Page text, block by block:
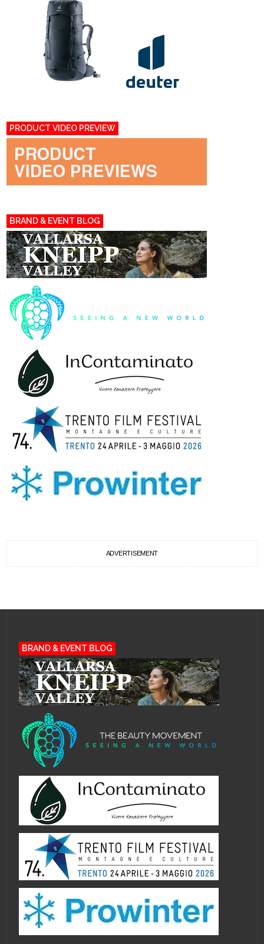
PRODUCT VIDEO PREVIEW
BRAND & EVENT BLOG
ADVERTISEMENT
BRAND & EVENT BLOG